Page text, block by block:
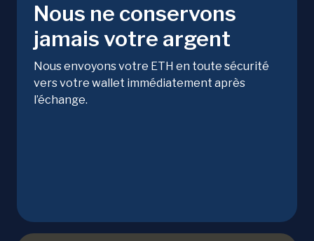
Nous ne conservons
jamais votre argent
Nous envoyons votre ETH en toute sécurité
vers votre wallet immédiatement après
l’échange.